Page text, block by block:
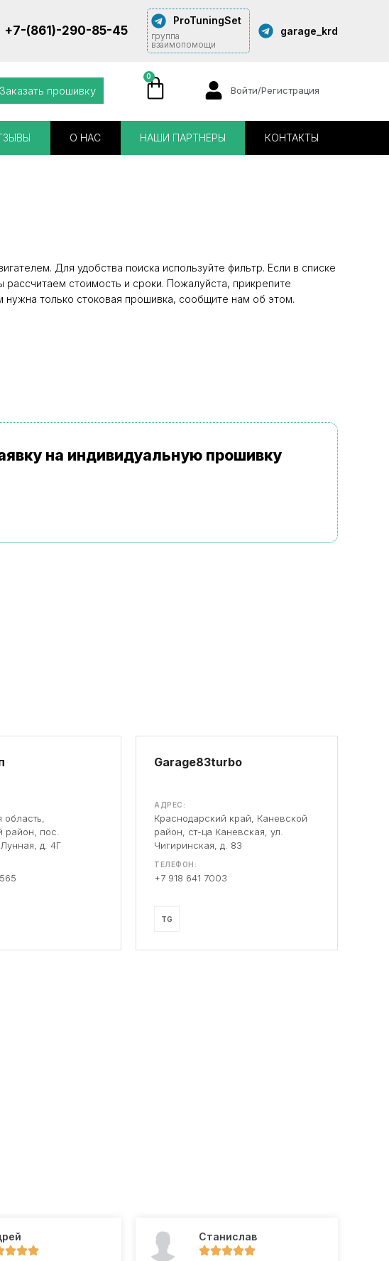
+7-(861)-290-85-45
ProTuningSet
группа
взаимопомощи
garage_krd
Заказать прошивку
0
Войти/Регистрация
О НАС НАШИ ПАРТНЕРЫ КОНТАКТЫ
Для удобства поиска используйте фильтр. Если в списке
стоимость и сроки. Пожалуйста, прикрепите
нужна только стоковая прошивка, сообщите нам об этом.
на индивидуальную прошивку
область,
район, пос.
д. 4Г
Garage83turbo
АДРЕС:
Краснодарский край, Каневской
район, ст-ца Каневская, ул.
Чигиринская, д. 83
ТЕЛЕФОН:
+7 918 641 7003
TG
Станислав